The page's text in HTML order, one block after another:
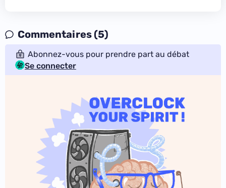
Commentaires (5)
Abonnez-vous pour prendre part au débat
Se connecter